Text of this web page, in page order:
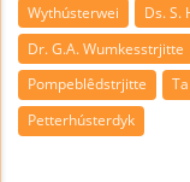
Wythústerwei Ds. S.
Dr. G.A. Wumkesstrjitte
Pompeblêdstrjitte
Petterhústerdyk